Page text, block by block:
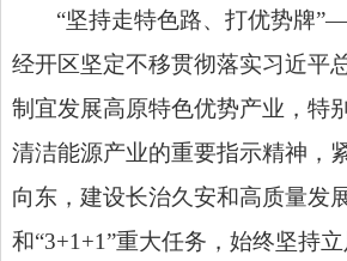
“坚持走特色路、打优势牌
经开区坚定不移贯彻落实习近平
制宜发展高原特色优势产业，特
清洁能源产业的重要指示精神，
向东，建设长治久安和高质量发
和“3+1+1”重大任务，始终坚持